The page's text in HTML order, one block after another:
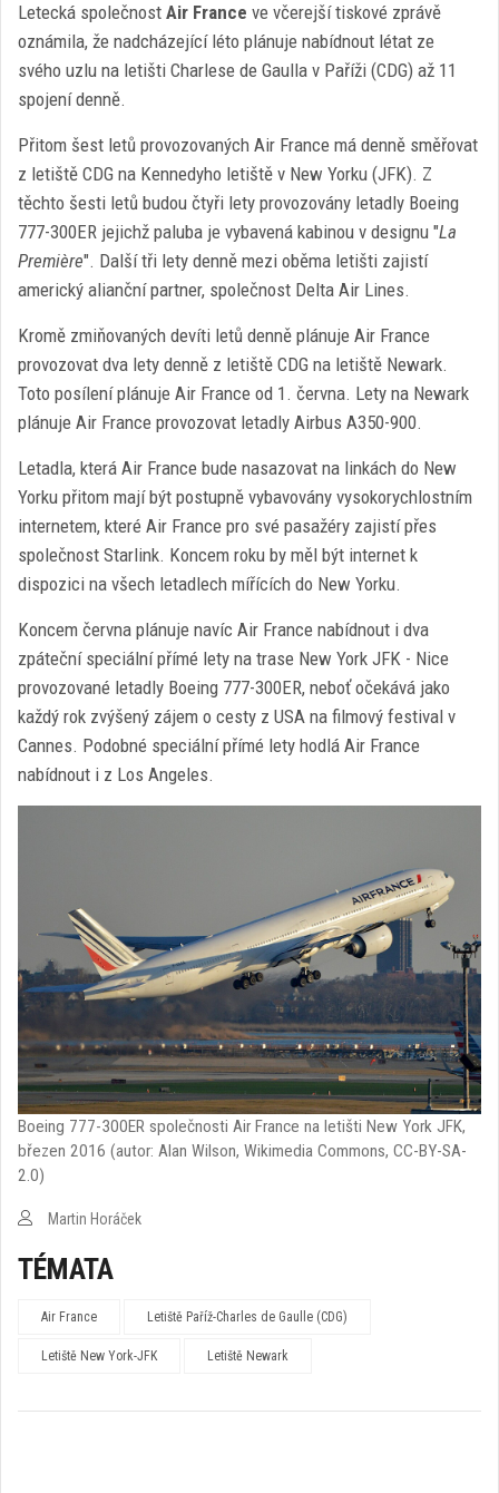
Letecká společnost Air France ve včerejší tiskové zprávě
oznámila, že nadcházející léto plánuje nabídnout létat ze
svého uzlu na letišti Charlese de Gaulla v Paříži (CDG) až 11
spojení denně.
Přitom šest letů provozovaných Air France má denně směřovat
z letiště CDG na Kennedyho letiště v New Yorku (JFK). Z
těchto šesti letů budou čtyři lety provozovány letadly Boeing
777-300ER jejichž paluba je vybavená kabinou v designu "La
Première". Další tři lety denně mezi oběma letišti zajistí
americký alianční partner, společnost Delta Air Lines.
Kromě zmiňovaných devíti letů denně plánuje Air France
provozovat dva lety denně z letiště CDG na letiště Newark.
Toto posílení plánuje Air France od 1. června. Lety na Newark
plánuje Air France provozovat letadly Airbus A350-900.
Letadla, která Air France bude nasazovat na linkách do New
Yorku přitom mají být postupně vybavovány vysokorychlostním
internetem, které Air France pro své pasažéry zajistí přes
společnost Starlink. Koncem roku by měl být internet k
dispozici na všech letadlech mířících do New Yorku.
Koncem června plánuje navíc Air France nabídnout i dva
zpáteční speciální přímé lety na trase New York JFK - Nice
provozované letadly Boeing 777-300ER, neboť očekává jako
každý rok zvýšený zájem o cesty z USA na filmový festival v
Cannes. Podobné speciální přímé lety hodlá Air France
nabídnout i z Los Angeles.
Boeing 777-300ER společnosti Air France na letišti New York JFK,
březen 2016 (autor: Alan Wilson, Wikimedia Commons, CC-BY-SA-
2.0)
Martin Horáček
TÉMATA
Air France Letiště Paříž-Charles de Gaulle (CDG)
Letiště New York-JFK Letiště Newark